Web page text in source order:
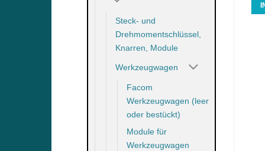
Steck- und
Drehmomentschlüssel,
Knarren, Module
Werkzeugwagen
Facom
Werkzeugwagen (leer
oder bestückt)
Module für
Werkzeugwagen